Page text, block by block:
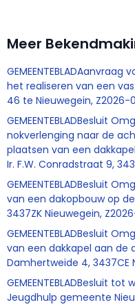
Meer
het realiseren van een
46 te Nieuwegein, Z2026-
GEMEENTEBLADBesluit
nokverlenging naar de
plaatsen van een
Ir. F.W. Conradstraat 9,
GEMEENTEBLADBesluit
van een dakopbouw op
3437ZK Nieuwegein,
GEMEENTEBLADBesluit
van een dakkapel aan de
Damhertweide 4, 3437CE
GEMEENTEBLADBesluit
Jeugdhulp gemeente